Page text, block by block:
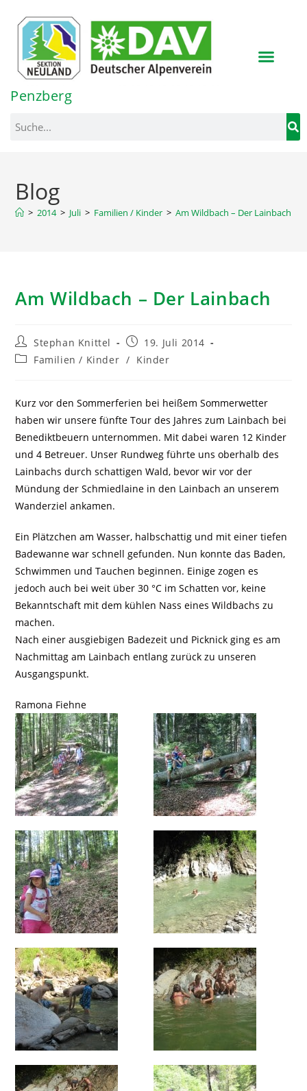
springen
Penzberg
Blog
> 2014 > Juli > Familien / Kinder > Am Wildbach – Der Lainbach
Am Wildbach – Der Lainbach
Stephan Knittel
19. Juli 2014
Familien / Kinder / Kinder
Kurz vor den Sommerferien bei heißem Sommerwetter
haben wir unsere fünfte Tour des Jahres zum Lainbach bei
Benediktbeuern unternommen. Mit dabei waren 12 Kinder
und 4 Betreuer. Unser Rundweg führte uns oberhalb des
Lainbachs durch schattigen Wald, bevor wir vor der
Mündung der Schmiedlaine in den Lainbach an unserem
Wanderziel ankamen.
Ein Plätzchen am Wasser, halbschattig und mit einer tiefen
Badewanne war schnell gefunden. Nun konnte das Baden,
Schwimmen und Tauchen beginnen. Einige zogen es
jedoch auch bei weit über 30 °C im Schatten vor, keine
Bekanntschaft mit dem kühlen Nass eines Wildbachs zu
machen.
Nach einer ausgiebigen Badezeit und Picknick ging es am
Nachmittag am Lainbach entlang zurück zu unseren
Ausgangspunkt.
Ramona Fiehne